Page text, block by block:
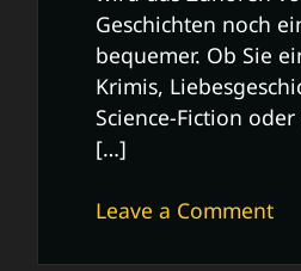
Geschichten noch
bequemer. Ob Sie
Krimis,
Science-Fiction
[…]
Leave a Commenton